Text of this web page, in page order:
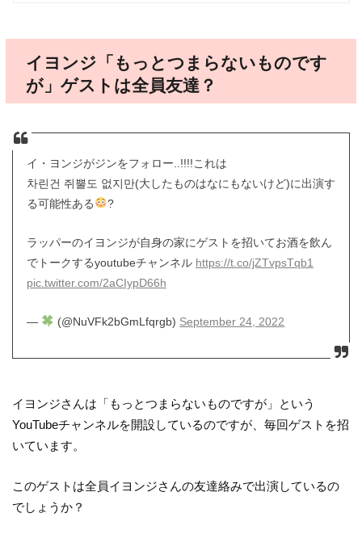
イヨンジ「もっとつまらないものです
が」ゲストは全員友達？
イ・ヨンジがジンをフォロー..!!!!これは
차린건 쥐뿔도 없지만(大したものはなにもないけど)に出演す
る可能性ある
?
ラッパーのイヨンジが自身の家にゲストを招いてお酒を飲ん
でトークするyoutubeチャンネル https://t.co/jZTvpsTqb1
pic.twitter.com/2aCIypD66h
— (@NuVFk2bGmLfqrgb) September 24, 2022
イヨンジさんは「もっとつまらないものですが」という
YouTubeチャンネルを開設しているのですが、毎回ゲストを招
いています。
このゲストは全員イヨンジさんの友達絡みで出演しているの
でしょうか？